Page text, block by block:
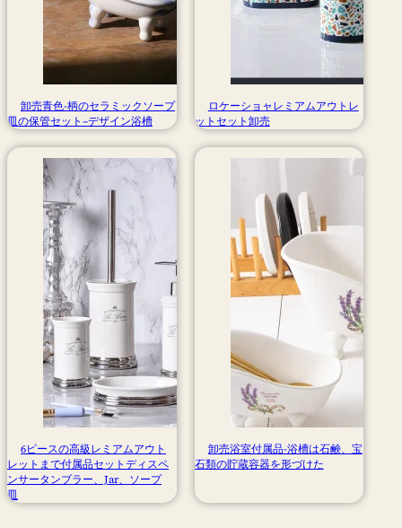
卸売青色-柄のセラミックソープ
皿の保管セット–デザイン浴槽
ロケーショャレミアムアウトレ
ットセット卸売
6ピースの高級レミアムアウト
レットまで付属品セットディスペ
ンサータンブラー、Jar、ソープ
皿
卸売浴室付属品-浴槽は石鹸、宝
石類の貯蔵容器を形づけた